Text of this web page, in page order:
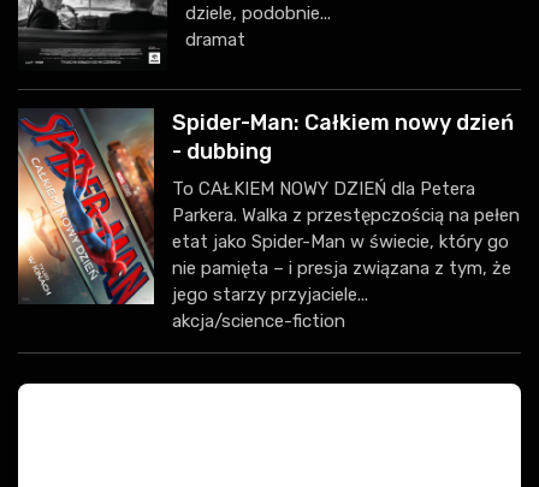
dziele, podobnie...
dramat
Spider-Man: Całkiem nowy dzień
- dubbing
To CAŁKIEM NOWY DZIEŃ dla Petera
Parkera. Walka z przestępczością na pełen
etat jako Spider-Man w świecie, który go
nie pamięta – i presja związana z tym, że
jego starzy przyjaciele...
akcja/science-fiction